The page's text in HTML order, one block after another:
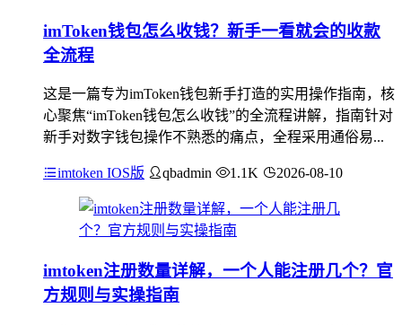
imToken钱包怎么收钱？新手一看就会的收款
全流程
这是一篇专为imToken钱包新手打造的实用操作指南，核
心聚焦“imToken钱包怎么收钱”的全流程讲解，指南针对
新手对数字钱包操作不熟悉的痛点，全程采用通俗易...
imtoken IOS版 qbadmin 1.1K 2026-08-10
imtoken注册数量详解，一个人能注册几个？官
方规则与实操指南